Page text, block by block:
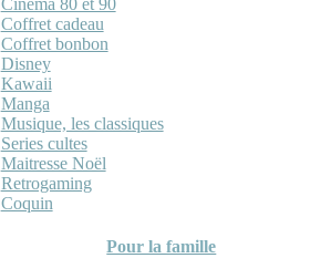
Cinéma 80 et 90
Coffret cadeau
Coffret bonbon
Disney
Kawaii
Manga
Musique, les classiques
Series cultes
Maitresse Noël
Retrogaming
Coquin
Pour la famille